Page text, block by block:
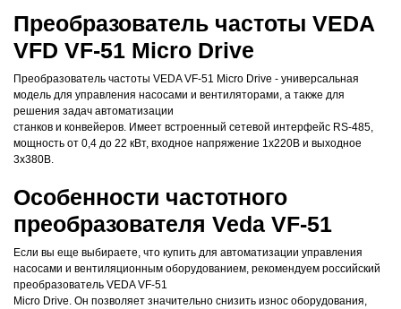
Преобразователь частоты VEDA
VFD VF-51 Micro Drive
Преобразователь частоты VEDA VF-51 Micro Drive - универсальная
модель для управления насосами и вентиляторами, а также для
решения задач автоматизации
станков и конвейеров. Имеет встроенный сетевой интерфейс RS-485,
мощность от 0,4 до 22 кВт, входное напряжение 1х220В и выходное
3х380В.
Особенности частотного
преобразователя Veda VF-51
Если вы еще выбираете, что купить для автоматизации управления
насосами и вентиляционным оборудованием, рекомендуем российский
преобразователь VEDA VF-51
Micro Drive. Он позволяет значительно снизить износ оборудования,